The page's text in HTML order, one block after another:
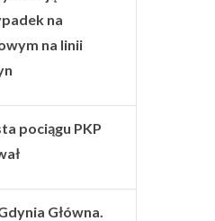
na
na linii
pociągu PKP
Główna.